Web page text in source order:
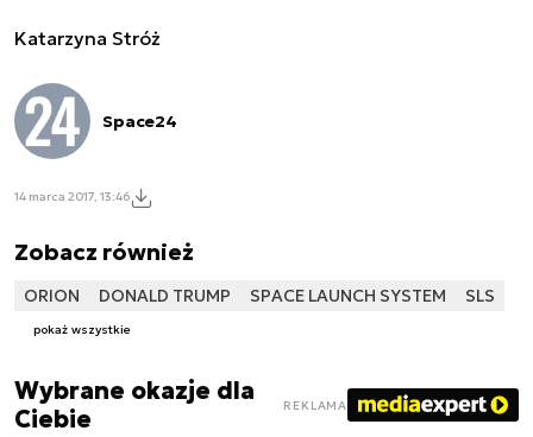
Katarzyna Stróż
Space24
14 marca 2017, 13:46
Zobacz również
ORION DONALD TRUMP SPACE LAUNCH SYSTEM SLS
pokaż wszystkie
Wybrane okazje dla
Ciebie
REKLAMA